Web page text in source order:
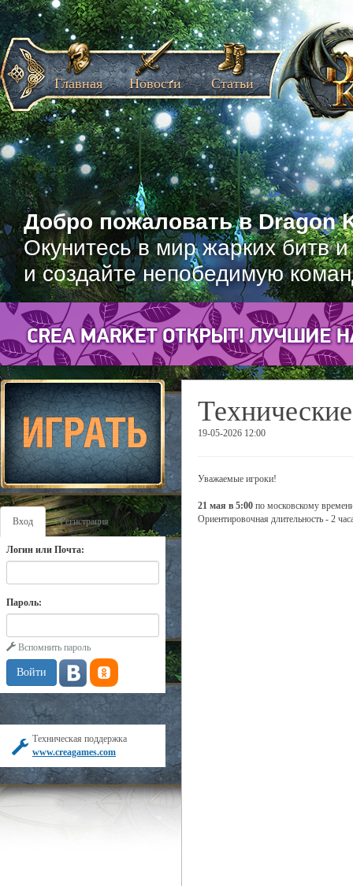
Добро пожаловать в Dragon
Окунитесь в мир жарких битв
и создайте непобедимую
Главная Новости Статьи
Вход Регистрация
Логин или Почта:
Пароль:
Вспомнить пароль
Техническая поддержка
www.creagames.com
19-05-2026 12:00
Уважаемые игроки!
21 мая в 5:00 по московскому
Ориентировочная длительность - 2